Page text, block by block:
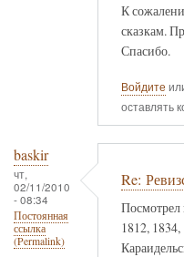
К
сказкам.
Спасибо.
Войдите
оставлять
baskir
чт,
02/11/2010
- 08:34
Постоянная
ссылка
(Permalink)
Re:
Посмотрел
1812,